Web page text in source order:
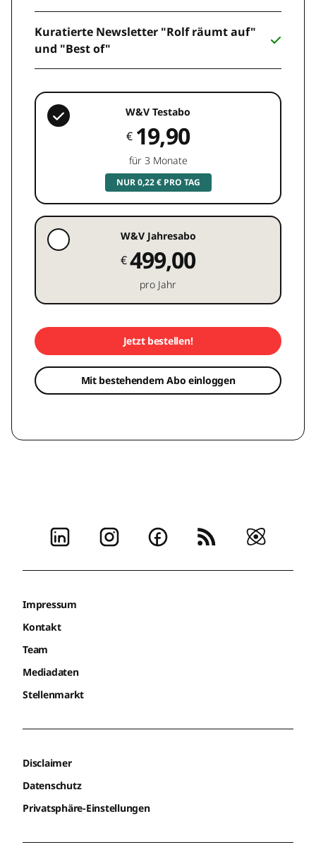
Kuratierte Newsletter "Rolf räumt auf"
und "Best of"
W&V Testabo
€ 19,90
für 3 Monate
NUR 0,22 € PRO TAG
W&V Jahresabo
€499,00
pro Jahr
Jetzt bestellen!
Mit bestehendem Abo einloggen
Impressum
Kontakt
Team
Mediadaten
Stellenmarkt
Disclaimer
Datenschutz
Privatsphäre-Einstellungen